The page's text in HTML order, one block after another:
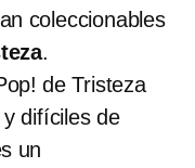
coleccionables
.
de Tristeza
difíciles de
un